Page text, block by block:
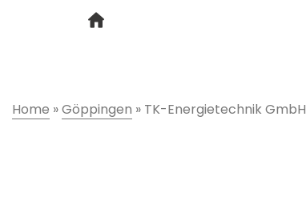
Home »Göppingen » TK-Energietechnik GmbH